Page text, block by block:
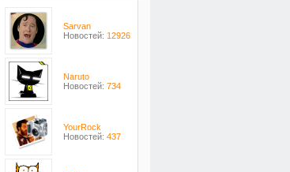
Sarvan
Новостей: 12926
Naruto
Новостей: 734
YourRock
Новостей: 437